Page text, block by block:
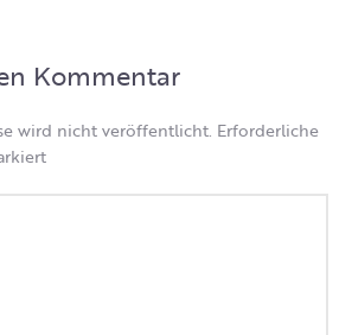
Kommentar
wird nicht veröffentlicht. Erforderliche